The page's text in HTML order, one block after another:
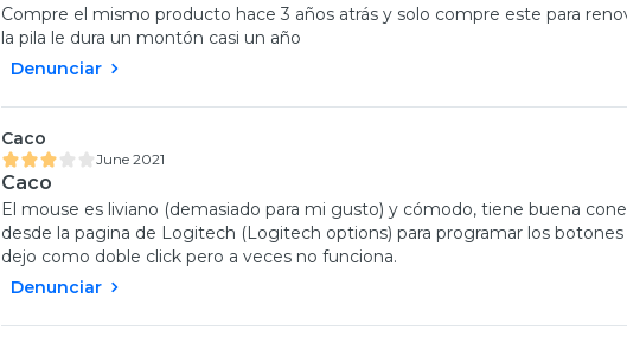
Compre el mismo producto hace 3 años atrás y solo compre este para
la pila le dura un montón casi un año
Denunciar
Caco
June 2021
Caco
El mouse es liviano (demasiado para mi gusto) y cómodo, tiene buena
desde la pagina de Logitech (Logitech options) para programar los
dejo como doble click pero a veces no funciona.
Denunciar